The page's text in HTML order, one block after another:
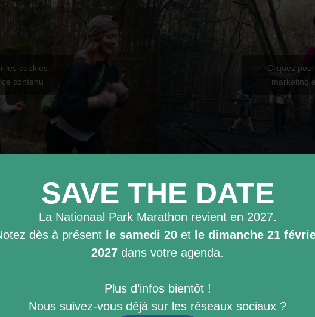
les cookies
contenu
Cliquez
marketing
les cookies
contenu
Cliquez
marketing
SAVE THE DATE
La Nationaal Park Marathon revient en 2027.
dès à présent le samedi 20et le dimanche 21
2027 dans votre agenda.
Plus d’infos bientôt !
Nous suivez-vous déjà sur les réseaux sociaux ?